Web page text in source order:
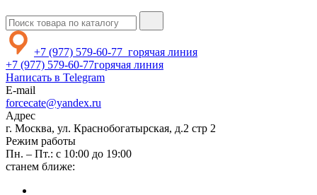
+7 (977) 579-60-77 горячая линия
+7 (977) 579-60-77горячая линия
Написать в Telegram
E-mail
forcecate@yandex.ru
Адрес
г. Москва, ул. Краснобогатырская, д.2 стр 2
Режим работы
Пн. – Пт.: с 10:00 до 19:00
станем ближе: